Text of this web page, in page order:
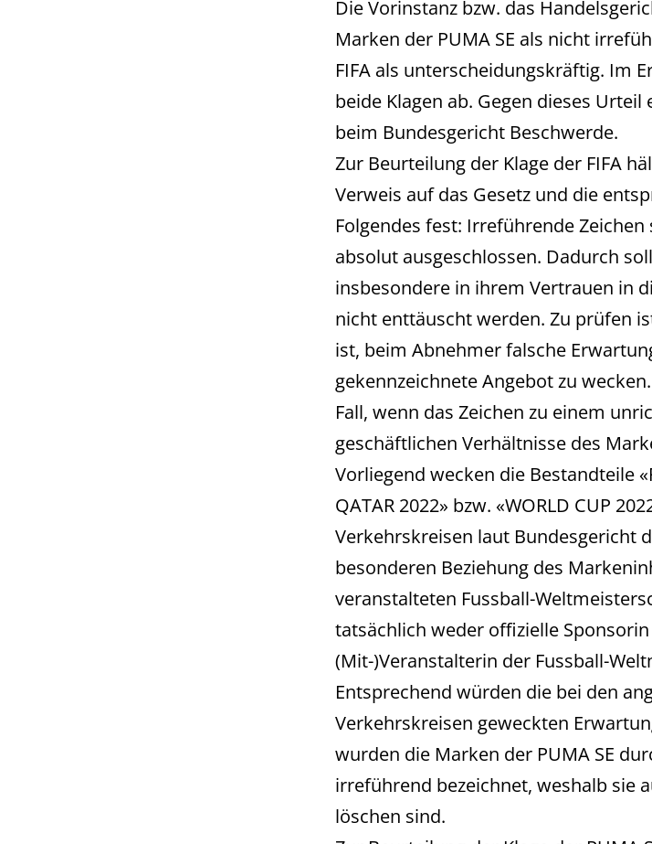
Die Vorinstanz bzw. das
Marken der PUMA SE als nicht
FIFA als unterscheidungskräftig. Im
beide Klagen ab. Gegen dieses Urteil
beim Bundesgericht Beschwerde.
Zur Beurteilung der Klage der FIFA
Verweis auf das Gesetz und die
Folgendes fest: Irreführende
absolut ausgeschlossen. Dadurch
insbesondere in ihrem Vertrauen in
nicht enttäuscht werden. Zu prüfen
ist, beim Abnehmer falsche
gekennzeichnete Angebot zu
Fall, wenn das Zeichen zu einem
geschäftlichen Verhältnisse des
Vorliegend wecken die Bestandteile
QATAR 2022» bzw. «WORLD CUP
Verkehrskreisen laut Bundesgericht
besonderen Beziehung des
veranstalteten Fussball-
tatsächlich weder offizielle
(Mit-)Veranstalterin der Fussball-
Entsprechend würden die bei den
Verkehrskreisen geweckten
wurden die Marken der PUMA SE
irreführend bezeichnet, weshalb sie
löschen sind.